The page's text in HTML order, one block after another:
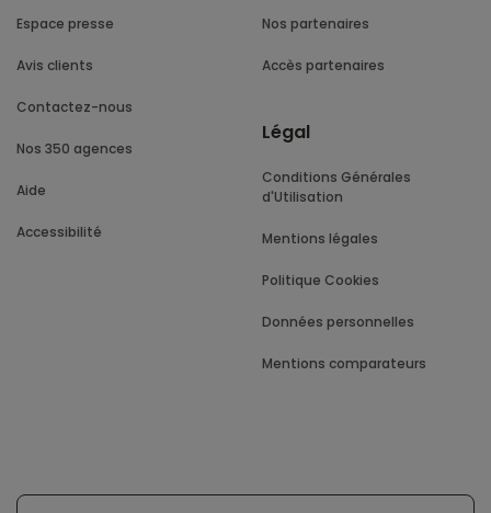
Espace presse
Avis clients
Contactez-nous
Nos 350 agences
Aide
Accessibilité
Nos partenaires
Accès partenaires
Légal
Conditions Générales
d'Utilisation
Mentions légales
Politique Cookies
Données personnelles
Mentions comparateurs